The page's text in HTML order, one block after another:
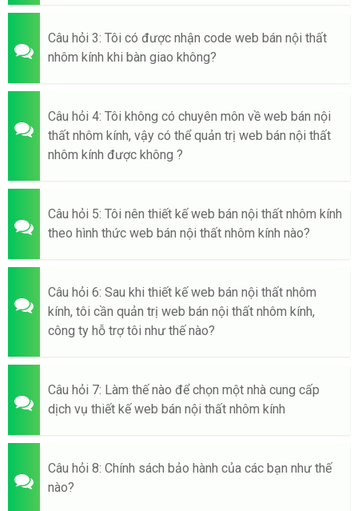
Câu hỏi 3: Tôi có được nhận code web bán nội thất
nhôm kính khi bàn giao không?
Câu hỏi 4: Tôi không có chuyên môn về web bán nội
thất nhôm kính, vậy có thể quản trị web bán nội thất
nhôm kính được không ?
Câu hỏi 5: Tôi nên thiết kế web bán nội thất nhôm kính
theo hình thức web bán nội thất nhôm kính nào?
Câu hỏi 6: Sau khi thiết kế web bán nội thất nhôm
kính, tôi cần quản trị web bán nội thất nhôm kính,
công ty hỗ trợ tôi như thế nào?
Câu hỏi 7: Làm thế nào để chọn một nhà cung cấp
dịch vụ thiết kế web bán nội thất nhôm kính
Câu hỏi 8: Chính sách bảo hành của các bạn như thế
nào?